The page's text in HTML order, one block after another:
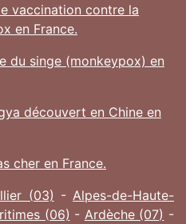
vaccination contre la
en France.
du singe (monkeypox) en
découvert en Chine en
cher en France.
(03) - Alpes-de-Haute-
(06) - Ardèche (07) -